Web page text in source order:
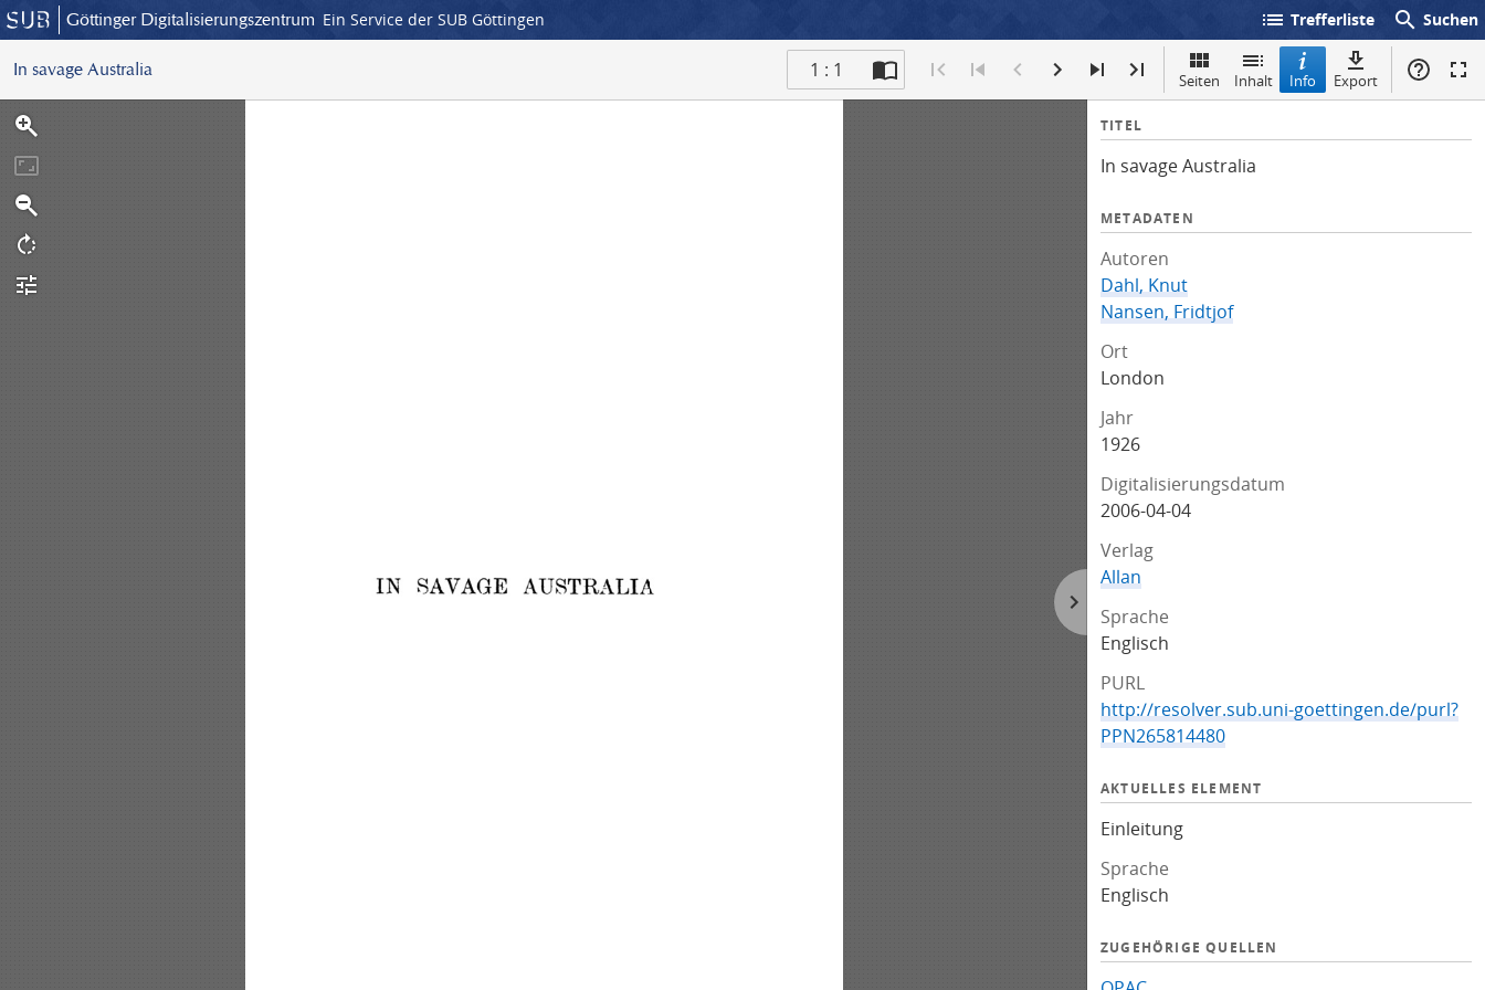
Göttinger Digitalisierungszentrum Ein Service der SUB Göttingen list Trefferliste search Suchen
In savage Australia 1 : 1 Seiten Inhalt Info Export
I
f
TITEL
In savage Australia
METADATEN
Autoren
Dahl, Knut
Nansen, Fridtjof
Ort
London
Jahr
1926
Digitalisierungsdatum
2006-04-04
Verlag
Allan
Sprache
Englisch
PURL
http://resolver.sub.uni-goettingen.de/purl?
PPN265814480
AKTUELLES ELEMENT
Einleitung
Sprache
Englisch
ZUGEHÖRIGE QUELLEN